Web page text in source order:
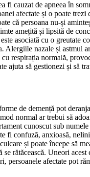
fi cauzat de apneea în
afectate și o poate trezi
că persoana nu-și
amețită și lipsită de
asociată cu o greutate
Alergiile nazale și astmul
cu respirația normală,
ajuta să gestionezi și să
de demență pot
normal ar trebui să
cunoscut sub
fi confuză, anxioasă,
și poate începe să
se rătăcească. Uneori
persoanele afectate pot